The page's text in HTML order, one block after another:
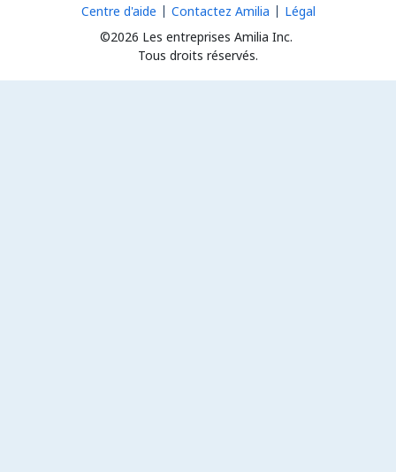
©2026 Les entreprises Amilia Inc.
Tous droits réservés.
Centre d'aide Contactez Amilia Légal